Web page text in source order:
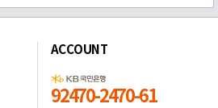
ACCOUNT
92470-2470-61